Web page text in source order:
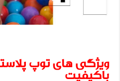
ویژگی ‌های توپ
باکیفیت